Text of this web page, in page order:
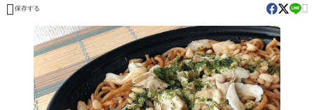
 保存する 